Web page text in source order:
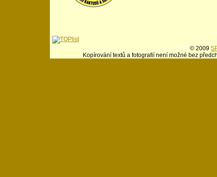
© 2009
Kopírování textů a fotografií není možné bez